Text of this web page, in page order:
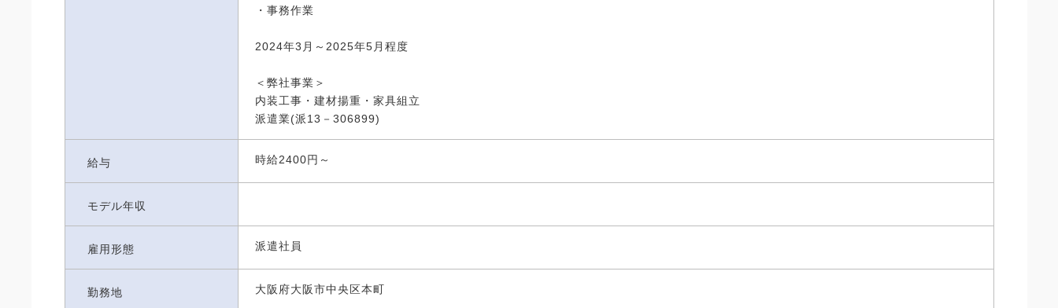
・事務作業
2024年3月～2025年5月程度
＜弊社事業＞
内装工事・建材揚重・家具組立
派遣業(派13－306899)
給与 時給2400円～
モデル年収
雇用形態 派遣社員
勤務地 大阪府大阪市中央区本町